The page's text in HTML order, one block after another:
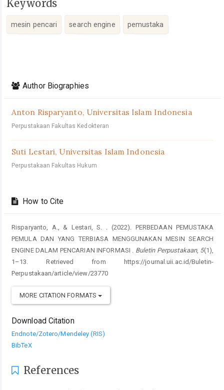
Keywords
mesin pencari search engine pemustaka
Details
Author Biographies
Anton Risparyanto, Universitas Islam Indonesia
Perpustakaan Fakultas Kedokteran
Suti Lestari, Universitas Islam Indonesia
Perpustakaan Fakultas Hukum
How to Cite
Risparyanto, A., & Lestari, S. . (2022). PERBEDAAN PEMUSTAKA
PEMULA DAN YANG TERBIASA MENGGUNAKAN MESIN SEARCH
ENGINE DALAM PENCARIAN INFORMASI . Buletin Perpustakaan, 5(1),
1–13. Retrieved from https://journal.uii.ac.id/Buletin-
Perpustakaan/article/view/23770
MORE CITATION FORMATS
Download Citation
Endnote/Zotero/Mendeley (RIS)
BibTeX
References